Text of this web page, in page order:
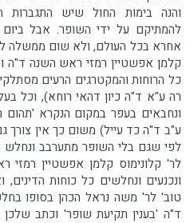
והנה בימות החול שיש התגברות
להמתיקם על ידי השופר. אבל
אחרא בכל העולם, ולא שום ממשלה
קלמן אפשטיין רמזי ראש השנה ד"ה
כל הרוחות והמקטרגים הרעים
רה ע"א ד"ה כיון דהאי רוחא), וכל
ונחבאים בעפר במקום הנקרא
ע"ב ד"ה כד עייל) משום כך אין
לפי שגם בלי השופר מתערבב
לר' קלונימוס קלמן אפשטיין רמזי
ונכנעים ונחלשים כל כוחות
טוב' לר' משה נראל הכהן בסופו
ד"ה 'בענין תקיעת שופר' וכתב